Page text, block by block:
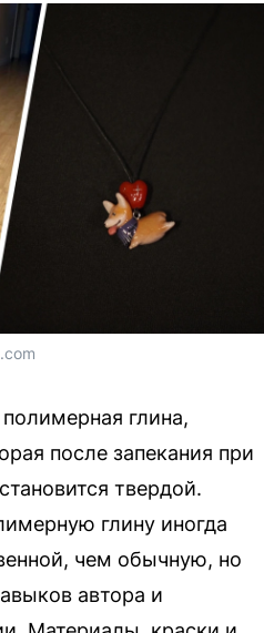
глина,
после запекания при
твердой.
глину иногда
чем обычную, но
автора и